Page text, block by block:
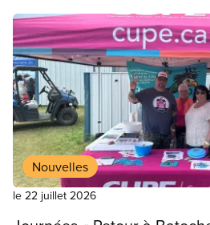
Les 2 500 travailleuses et
ligne représentés par le SCFP
personnel s’accentuer, les
couper des postes pour tenter
de 36 millions de dollars du réseau.
Nouvelles
le 22 juillet 2026